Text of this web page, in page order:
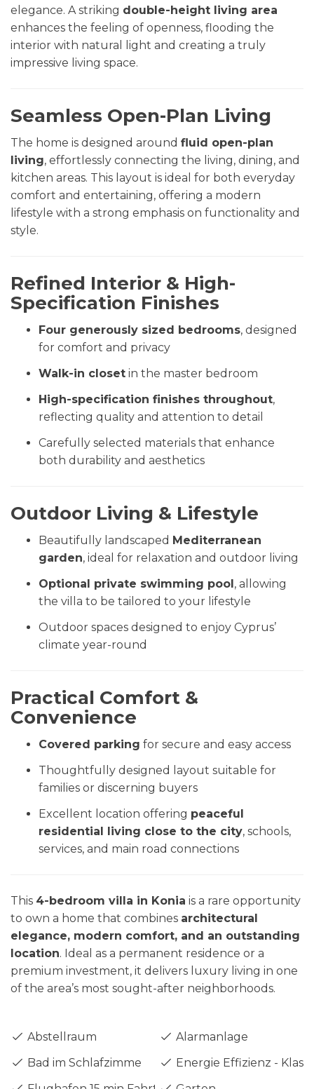
elegance. A striking double-height living area
enhances the feeling of openness, flooding the
interior with natural light and creating a truly
impressive living space.
Seamless Open-Plan Living
The home is designed around fluid open-plan
living, effortlessly connecting the living, dining, and
kitchen areas. This layout is ideal for both everyday
comfort and entertaining, offering a modern
lifestyle with a strong emphasis on functionality and
style.
Refined Interior & High-
Specification Finishes
Four generously sized bedrooms, designed
for comfort and privacy
Walk-in closet in the master bedroom
High-specification finishes throughout,
reflecting quality and attention to detail
Carefully selected materials that enhance
both durability and aesthetics
Outdoor Living & Lifestyle
Beautifully landscaped Mediterranean
garden, ideal for relaxation and outdoor living
Optional private swimming pool, allowing
the villa to be tailored to your lifestyle
Outdoor spaces designed to enjoy Cyprus’
climate year-round
Practical Comfort &
Convenience
Covered parking for secure and easy access
Thoughtfully designed layout suitable for
families or discerning buyers
Excellent location offering peaceful
residential living close to the city, schools,
services, and main road connections
This 4-bedroom villa in Konia is a rare opportunity
to own a home that combines architectural
elegance, modern comfort, and an outstanding
location. Ideal as a permanent residence or a
premium investment, it delivers luxury living in one
of the area’s most sought-after neighborhoods.
Abstellraum
Alarmanlage
Bad im Schlafzimme
Energie Effizienz -